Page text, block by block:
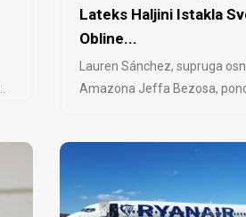
Lateks Haljini Istakla
Obline...
Lauren Sánchez, supruga
Amazona Jeffa Bezosa,